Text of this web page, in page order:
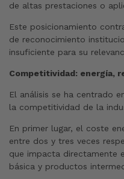
de altas prestaciones o
Este posicionamiento
de reconocimiento
insuficiente para su
Competitividad: energía,
El análisis se ha centrado
la competitividad de la
En primer lugar, el coste
entre dos y tres veces
que impacta directamente
básica y productos